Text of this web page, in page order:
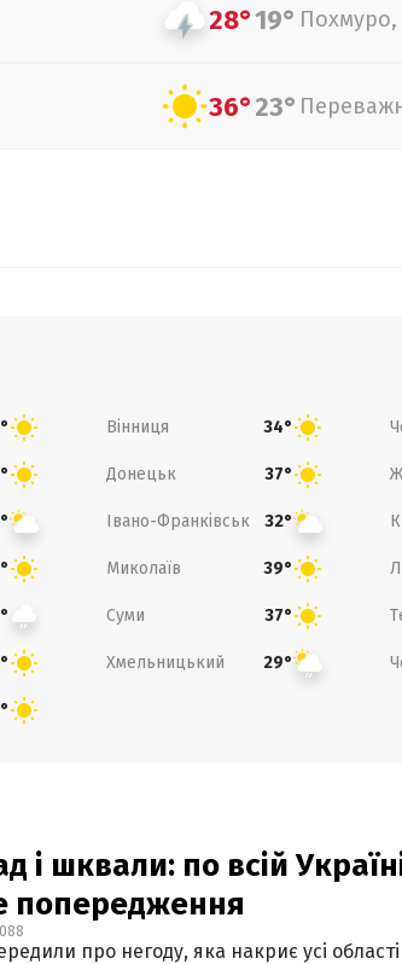
28°19° Похмуро,
36°23°
Вінниця 34°
Донецьк 37°
Івано-Франківськ 32°
Миколаїв 39°
Суми 37°
Хмельницький 29°
і шквали: по всій
попередження
про негоду, яка накриє усі